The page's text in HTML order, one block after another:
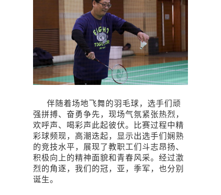
伴随着场地飞舞的羽毛球，选手们顽
强拼搏、奋勇争先，现场气氛紧张热烈，
欢呼声、喝彩声此起彼伏。比赛过程中精
彩球频现，高潮迭起，显示出选手们娴熟
的竞技水平，展现了教职工们斗志昂扬、
积极向上的精神面貌和青春风采。经过激
烈的角逐，我们的冠，亚，季军，也分别
诞生。